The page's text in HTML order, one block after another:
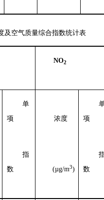
空气质量综合指数统计表
NO2
单
项
指
数
浓度
(µg/m3)
项
数